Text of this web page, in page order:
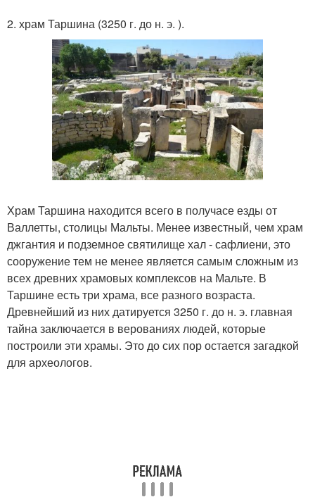
2. храм Таршина (3250 г. до н. э. ).
Храм Таршина находится всего в получасе езды от
Валлетты, столицы Мальты. Менее известный, чем храм
джгантия и подземное святилище хал - сафлиени, это
сооружение тем не менее является самым сложным из
всех древних храмовых комплексов на Мальте. В
Таршине есть три храма, все разного возраста.
Древнейший из них датируется 3250 г. до н. э. главная
тайна заключается в верованиях людей, которые
построили эти храмы. Это до сих пор остается загадкой
для археологов.